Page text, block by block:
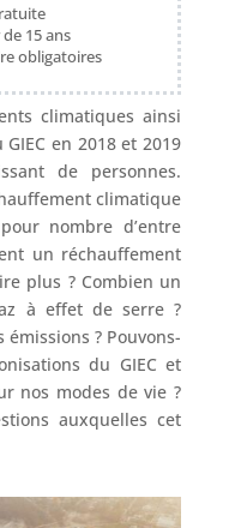
15 ans
obligatoires
climatiques ainsi
en 2018 et 2019
de personnes.
climatique
nombre d’entre
un réchauffement
plus ? Combien un
à effet de serre ?
? Pouvons-
du GIEC et
nos modes de vie ?
auxquelles cet